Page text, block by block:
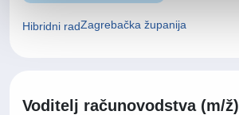
Hibridni radZagrebačka županija
Voditelj računovodstva (m/ž)